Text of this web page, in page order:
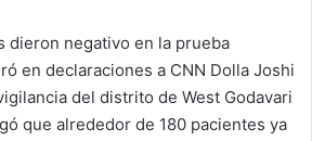
dieron negativo en la prueba
en declaraciones a CNN Dolla Joshi
del distrito de West Godavari
que alrededor de 180 pacientes ya